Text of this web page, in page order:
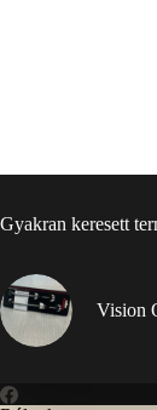
Gyakran keresett
Vision